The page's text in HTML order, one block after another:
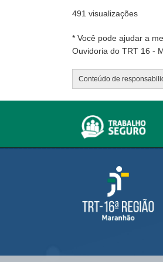
491 visualizações
* Você pode ajudar a
Ouvidoria do TRT 16 -
Conteúdo de